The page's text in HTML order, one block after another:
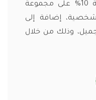
استمتع الآن بخصم فعال بنسبة 10% على مجموعة
إضافة إلى
وذلك من خلال